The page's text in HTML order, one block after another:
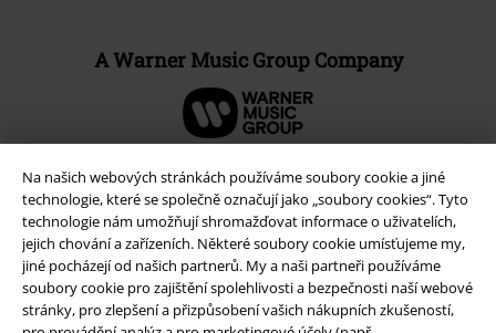
Na našich webových stránkách používáme soubory cookie a jiné
technologie, které se společně označují jako „soubory cookies“. Tyto
technologie nám umožňují shromažďovat informace o uživatelích,
jejich chování a zařízeních. Některé soubory cookie umísťujeme my,
jiné pocházejí od našich partnerů. My a naši partneři používáme
soubory cookie pro zajištění spolehlivosti a bezpečnosti naší webové
stránky, pro zlepšení a přizpůsobení vašich nákupních zkušeností,
A Warner Music Group Company